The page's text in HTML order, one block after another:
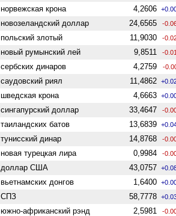
норвежская крона 4,2606
ново­зеландский доллар 24,6565 -
польский злотый 11,9030 -
новый румынский лей 9,8511 -
сербских динаров 4,2759 -
саудовский риял 11,4862
шведская крона 4,6663
сингапурский доллар 33,4647 -
таиландских батов 13,6839
тунисский динар 14,8768 -
новая турецкая лира 0,9984 -
доллар США 43,0757
вьетнамских донгов 1,6400
СПЗ 58,7778
южно-африканский рэнд 2,5981 -